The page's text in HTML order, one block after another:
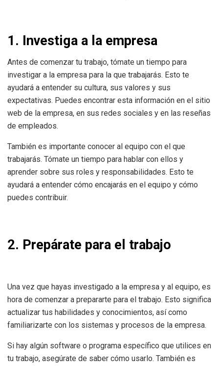
1. Investiga a la empresa
Antes de comenzar tu trabajo, tómate un tiempo para
investigar a la empresa para la que trabajarás. Esto te
ayudará a entender su cultura, sus valores y sus
expectativas. Puedes encontrar esta información en el sitio
web de la empresa, en sus redes sociales y en las reseñas
de empleados.
También es importante conocer al equipo con el que
trabajarás. Tómate un tiempo para hablar con ellos y
aprender sobre sus roles y responsabilidades. Esto te
ayudará a entender cómo encajarás en el equipo y cómo
puedes contribuir.
2. Prepárate para el trabajo
Una vez que hayas investigado a la empresa y al equipo, es
hora de comenzar a prepararte para el trabajo. Esto significa
actualizar tus habilidades y conocimientos, así como
familiarizarte con los sistemas y procesos de la empresa.
Si hay algún software o programa específico que utilices en
tu trabajo, asegúrate de saber cómo usarlo. También es